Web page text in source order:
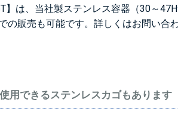
】は、当社製ステンレス容器（30～
の販売も可能です。詳しくはお問い合
用できるステンレスカゴもあります